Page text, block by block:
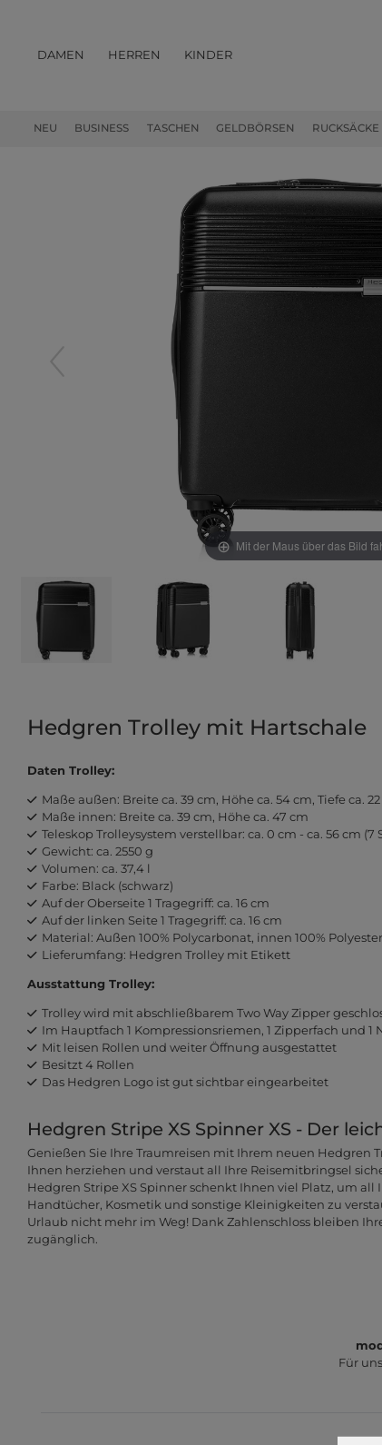
DAMEN HERREN KINDER
NEU BUSINESS TASCHEN GELDBÖRSEN RUCKSÄCKE
Mit der Maus über das Bild
Hedgren Trolley mit Hartschale
Daten Trolley:
Maße außen: Breite ca. 39 cm, Höhe ca. 54 cm, Tiefe ca.
Maße innen: Breite ca. 39 cm, Höhe ca. 47 cm
Teleskop Trolleysystem verstellbar: ca. 0 cm - ca. 56 cm (7
Gewicht: ca. 2550 g
Volumen: ca. 37,4 l
Farbe: Black (schwarz)
Auf der Oberseite 1 Tragegriff: ca. 16 cm
Auf der linken Seite 1 Tragegriff: ca. 16 cm
Material: Außen 100% Polycarbonat, innen 100% Polyester
Lieferumfang: Hedgren Trolley mit Etikett
Ausstattung Trolley:
Trolley wird mit abschließbarem Two Way Zipper
Im Hauptfach 1 Kompressionsriemen, 1 Zipperfach und 1
Mit leisen Rollen und weiter Öffnung ausgestattet
Besitzt 4 Rollen
Das Hedgren Logo ist gut sichtbar eingearbeitet
Hedgren Stripe XS Spinner XS - Der
Genießen Sie Ihre Traumreisen mit Ihrem neuen Hedgren
Ihnen herziehen und verstaut all Ihre Reisemitbringsel
Hedgren Stripe XS Spinner schenkt Ihnen viel Platz, um
Handtücher, Kosmetik und sonstige Kleinigkeiten zu
Urlaub nicht mehr im Weg! Dank Zahlenschloss bleiben
zugänglich.
Für